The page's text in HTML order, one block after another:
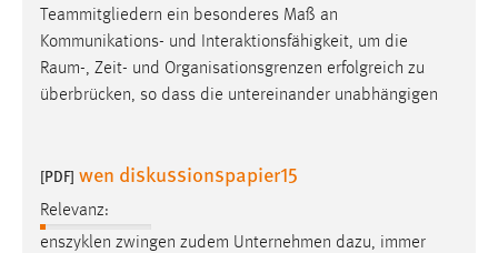
Teammitgliedern ein besonderes Maß an
Kommunikations- und Interaktionsfähigkeit, um die
Raum-, Zeit- und Organisationsgrenzen erfolgreich zu
überbrücken, so dass die untereinander unabhängigen
[PDF] wen diskussionspapier15
Relevanz:
enszyklen zwingen zudem Unternehmen dazu, immer